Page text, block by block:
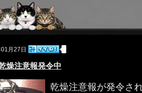
月27日
燥注意報発令中
乾燥注意報が発令さ